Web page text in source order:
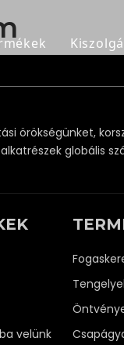
Öntvények és
Sebességváltók és
Egyéb OEM
örökségünket,
globális
velünk